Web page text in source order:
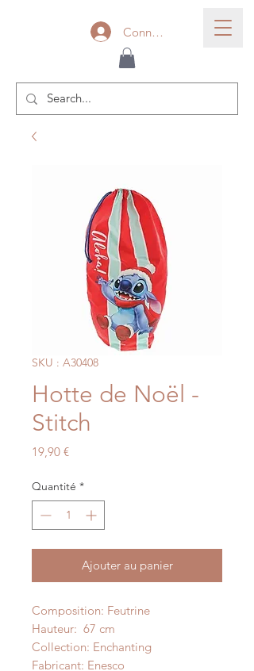
Connexion
SKU : A30408
Hotte de Noël -
Stitch
19,90 €Prix
Quantité *
Ajouter au panier
Composition: Feutrine
Hauteur: 67 cm
Collection: Enchanting
Fabricant: Enesco